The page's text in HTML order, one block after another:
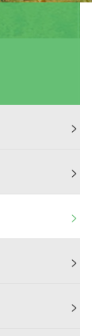
>
>
>
>
>